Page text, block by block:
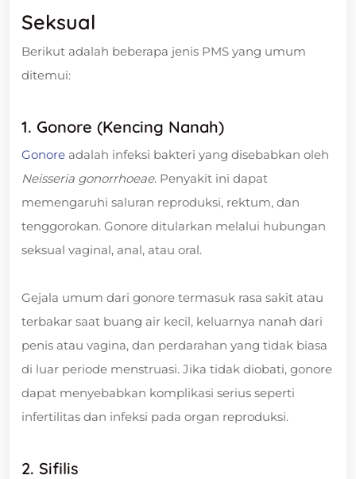
Seksual
Berikut adalah beberapa jenis PMS yang umum
ditemui:
1. Gonore (Kencing Nanah)
Gonore adalah infeksi bakteri yang disebabkan oleh
Neisseria gonorrhoeae. Penyakit ini dapat
memengaruhi saluran reproduksi, rektum, dan
tenggorokan. Gonore ditularkan melalui hubungan
seksual vaginal, anal, atau oral.
Gejala umum dari gonore termasuk rasa sakit atau
terbakar saat buang air kecil, keluarnya nanah dari
penis atau vagina, dan perdarahan yang tidak biasa
di luar periode menstruasi. Jika tidak diobati, gonore
dapat menyebabkan komplikasi serius seperti
infertilitas dan infeksi pada organ reproduksi.
2. Sifilis